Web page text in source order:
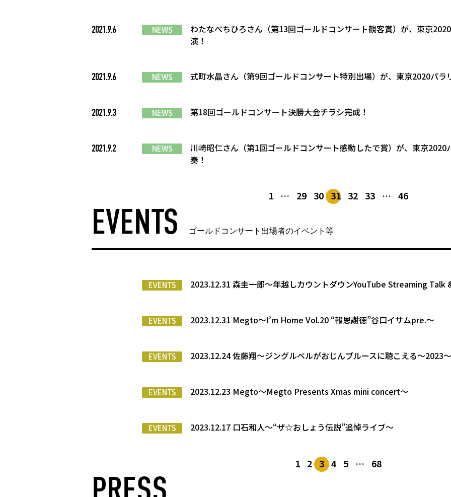
2021.9.6 NEWS
わたなべちひろさん（第13回ゴールドコンサート観客賞）が、東京
演！
2021.9.6 NEWS 式町水晶さん（第9回ゴールドコンサート特別出場）が、東京2020パラ
2021.9.3 NEWS 第18回ゴールドコンサート決勝大会チラシ完成！
2021.9.2 NEWS
川崎昭仁さん（第1回ゴールドコンサート感動したで賞）が、東京
奏！
1 … 29 30 31 32 33 … 46
EVENTS ゴールドコンサート出場者のイベント等
EVENTS 2023.12.31 森圭一郎〜年越しカウントダウンYouTube Streaming Talk
EVENTS 2023.12.31 Megto〜I’m Home Vol.20 “報恩謝徳”谷口イサムpre.～
EVENTS 2023.12.24 佐藤翔〜ジングルベルがおじんブルースに聴こえる〜2023〜
EVENTS 2023.12.23 Megto〜Megto Presents Xmas mini concert〜
EVENTS 2023.12.17 口石和人〜“ザ☆おしょう伝説”追悼ライブ〜
1 2 3 4 5 … 68